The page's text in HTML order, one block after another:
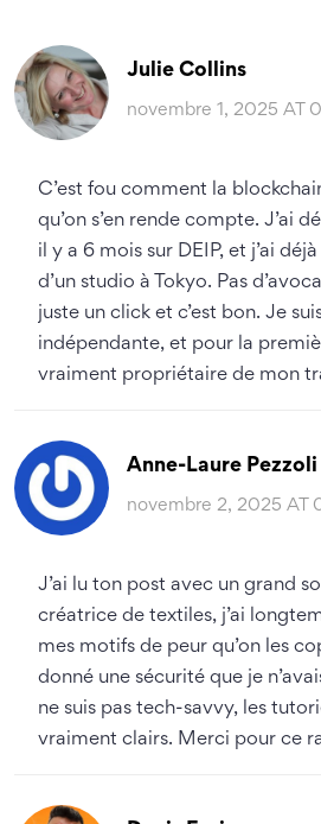
Julie Collins
novembre 1, 2025 AT
C’est fou comment la
qu’on s’en rende compte. J’ai
il y a 6 mois sur DEIP, et j’ai
d’un studio à Tokyo. Pas
juste un click et c’est bon. Je
indépendante, et pour la
vraiment propriétaire de mon
Anne-Laure Pezzoli
novembre 2, 2025 AT
J’ai lu ton post avec un grand
créatrice de textiles, j’ai
mes motifs de peur qu’on les
donné une sécurité que je
ne suis pas tech-savvy, les
vraiment clairs. Merci pour ce